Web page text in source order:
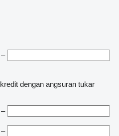
–
kredit dengan angsuran tukar
–
–